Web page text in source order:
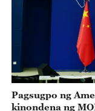
Pagsugpo ng
kinondena ng